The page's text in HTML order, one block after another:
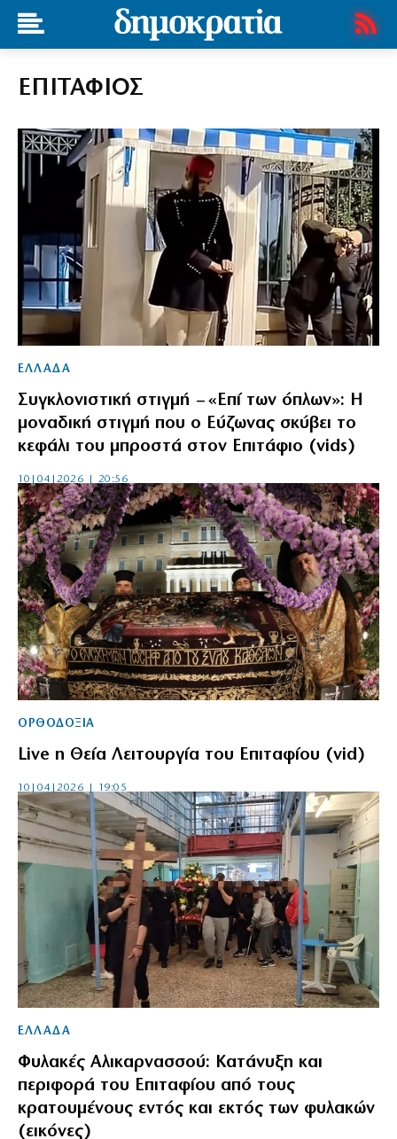
ΕΠΙΤΑΦΙΟΣ
ΕΛΛΑΔΑ
Συγκλονιστική στιγμή – «Επί των όπλων»: Η
μοναδική στιγμή που ο Εύζωνας σκύβει το
κεφάλι του μπροστά στον Επιτάφιο (vids)
10|04|2026 | 20:56
ΟΡΘΟΔΟΞΙΑ
Live η Θεία Λειτουργία του Επιταφίου (vid)
10|04|2026 | 19:05
ΕΛΛΑΔΑ
Φυλακές Αλικαρνασσού: Κατάνυξη και
περιφορά του Επιταφίου από τους
κρατουμένους εντός και εκτός των φυλακών
(εικόνες)